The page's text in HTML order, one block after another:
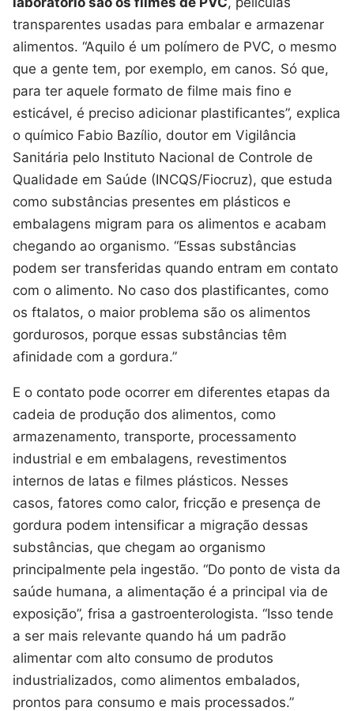
transparentes usadas para embalar e armazenar
alimentos. “Aquilo é um polímero de PVC, o mesmo
que a gente tem, por exemplo, em canos. Só que,
para ter aquele formato de filme mais fino e
esticável, é preciso adicionar plastificantes”, explica
o químico Fabio Bazílio, doutor em Vigilância
Sanitária pelo Instituto Nacional de Controle de
Qualidade em Saúde (INCQS/Fiocruz), que estuda
como substâncias presentes em plásticos e
embalagens migram para os alimentos e acabam
chegando ao organismo. “Essas substâncias
podem ser transferidas quando entram em contato
com o alimento. No caso dos plastificantes, como
os ftalatos, o maior problema são os alimentos
gordurosos, porque essas substâncias têm
afinidade com a gordura.”
E o contato pode ocorrer em diferentes etapas da
cadeia de produção dos alimentos, como
armazenamento, transporte, processamento
industrial e em embalagens, revestimentos
internos de latas e filmes plásticos. Nesses
casos, fatores como calor, fricção e presença de
gordura podem intensificar a migração dessas
substâncias, que chegam ao organismo
principalmente pela ingestão. “Do ponto de vista da
saúde humana, a alimentação é a principal via de
exposição”, frisa a gastroenterologista. “Isso tende
a ser mais relevante quando há um padrão
alimentar com alto consumo de produtos
industrializados, como alimentos embalados,
prontos para consumo e mais processados.”